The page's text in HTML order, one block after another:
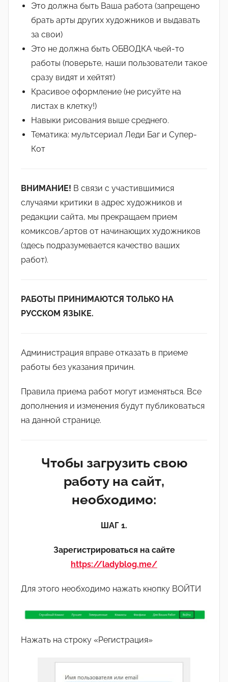
Это должна быть Ваша работа (запрещено
брать арты других художников и выдавать
за свои)
Это не должна быть ОБВОДКА чьей-то
работы (поверьте, наши пользователи такое
сразу видят и хейтят)
Красивое оформление (не рисуйте на
листах в клетку!)
Навыки рисования выше среднего.
Тематика: мультсериал Леди Баг и Супер-
Кот
ВНИМАНИЕ! В связи с участившимися
случаями критики в адрес художников и
редакции сайта, мы прекращаем прием
комиксов/артов от начинающих художников
(здесь подразумевается качество ваших
работ).
РАБОТЫ ПРИНИМАЮТСЯ ТОЛЬКО НА
РУССКОМ ЯЗЫКЕ.
Администрация вправе отказать в приеме
работы без указания причин.
Правила приема работ могут изменяться. Все
дополнения и изменения будут публиковаться
на данной странице.
Чтобы загрузить свою
работу на сайт,
необходимо:
ШАГ 1.
Зарегистрироваться на сайте
https://ladyblog.me/
Для этого необходимо нажать кнопку ВОЙТИ
Нажать на строку «Регистрация»